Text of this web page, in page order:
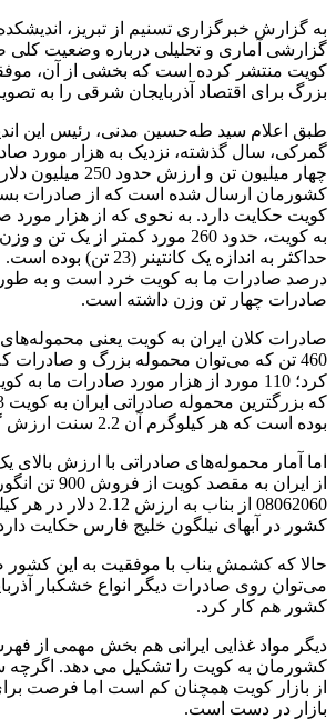
به گزارش خبرگزاری تسنیم از تبریز،
گزارشی آماری و تحلیلی درباره وضعیت کلی
کویت منتشر کرده است که بخشی از آن،
بزرگ برای اقتصاد آذربایجان شرقی را به
طبق اعلام سید طه‌حسین مدنی، رئیس این
گمرکی، سال گذشته، نزدیک به هزار مورد
چهار میلیون تن و ارزش
کشورمان ارسال شده است که از صادرات
کویت حکایت دارد. به نحوی که از هزار
درصد صادرات ما به کویت خرد است و به
صادرات چهار تن وزن داشته است.
460 تن که می‌توان محموله بزرگ و
کرد؛ 110 مورد از هزار مورد صادرات ما
بوده است که هر کیلوگرم آن 2.2 سنت ارزش گذاری شده است.
اما آمار محموله‌های صادراتی با ارزش بالای
از ایران به
08062060 از بناب به
کشور در آبهای نیلگون خلیج فارس حکایت
حالا که کشمش بناب با موفقیت به این کشور
می‌توان روی صادرات دیگر انواع خشکبار
کشور هم کار کرد.
دیگر مواد غذایی ایرانی هم بخش مهمی از
کشورمان به کویت را تشکیل می دهد. اگرچه
از بازار کویت همچنان کم است اما فرصت
بازار در دست است.